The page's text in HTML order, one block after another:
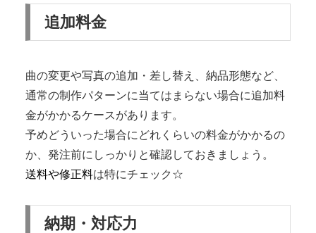
追加料金
曲の変更や写真の追加・差し替え、納品形態など、
通常の制作パターンに当てはまらない場合に追加料
金がかかるケースがあります。
予めどういった場合にどれくらいの料金がかかるの
か、発注前にしっかりと確認しておきましょう。
送料や修正料は特にチェック☆
納期・対応力